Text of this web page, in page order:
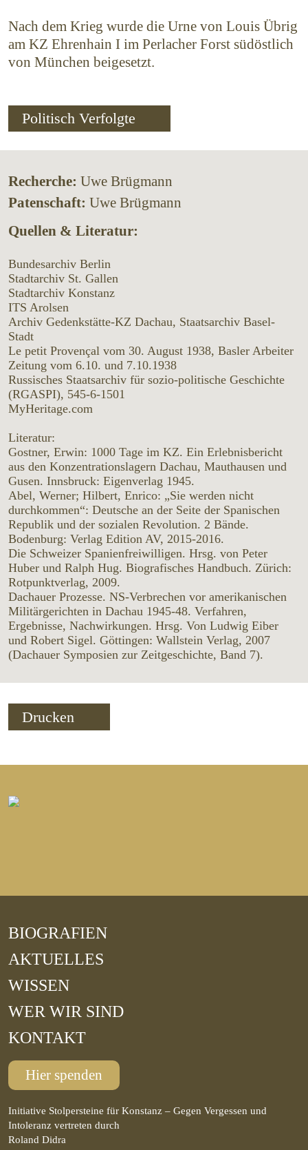
Nach dem Krieg wurde die Urne von Louis Übrig
am KZ Ehrenhain I im Perlacher Forst südöstlich
von München beigesetzt.
Politisch Verfolgte
Recherche: Uwe Brügmann
Patenschaft: Uwe Brügmann
Quellen & Literatur:
Bundesarchiv Berlin
Stadtarchiv St. Gallen
Stadtarchiv Konstanz
ITS Arolsen
Archiv Gedenkstätte-KZ Dachau, Staatsarchiv Basel-
Stadt
Le petit Provençal vom 30. August 1938, Basler Arbeiter
Zeitung vom 6.10. und 7.10.1938
Russisches Staatsarchiv für sozio-politische Geschichte
(RGASPI), 545-6-1501
MyHeritage.com
Literatur:
Gostner, Erwin: 1000 Tage im KZ. Ein Erlebnisbericht
aus den Konzentrationslagern Dachau, Mauthausen und
Gusen. Innsbruck: Eigenverlag 1945.
Abel, Werner; Hilbert, Enrico: „Sie werden nicht
durchkommen“: Deutsche an der Seite der Spanischen
Republik und der sozialen Revolution. 2 Bände.
Bodenburg: Verlag Edition AV, 2015-2016.
Die Schweizer Spanienfreiwilligen. Hrsg. von Peter
Huber und Ralph Hug. Biografisches Handbuch. Zürich:
Rotpunktverlag, 2009.
Dachauer Prozesse. NS-Verbrechen vor amerikanischen
Militärgerichten in Dachau 1945-48. Verfahren,
Ergebnisse, Nachwirkungen. Hrsg. Von Ludwig Eiber
und Robert Sigel. Göttingen: Wallstein Verlag, 2007
(Dachauer Symposien zur Zeitgeschichte, Band 7).
Drucken
BIOGRAFIEN
AKTUELLES
WISSEN
WER WIR SIND
KONTAKT
Hier spenden
Initiative Stolpersteine für Konstanz – Gegen Vergessen und
Intoleranz vertreten durch
Roland Didra